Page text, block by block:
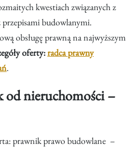
kwestiach związanych z
budowlanymi.
obsługę prawną na najwyższym
oferty:radca prawny
.
nieruchomości–
prawnik prawo budowlane –